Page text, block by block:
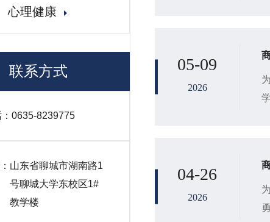
心理健康
联系方式
0635-8239775
山东省聊城市湖南路1
号聊城大学东校区1#
教学楼
05-09
2026
04-26
2026